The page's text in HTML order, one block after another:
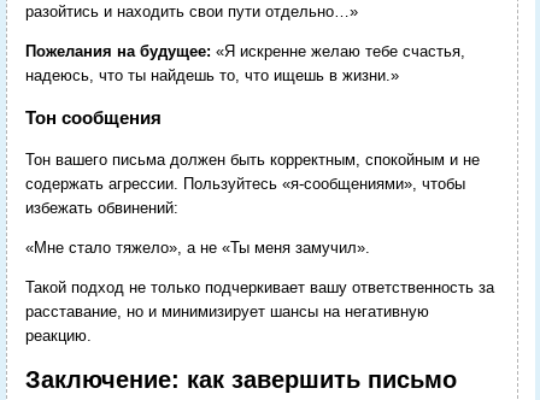
разойтись и находить свои пути отдельно…»
Пожелания на будущее: «Я искренне желаю тебе счастья,
надеюсь, что ты найдешь то, что ищешь в жизни.»
Тон сообщения
Тон вашего письма должен быть корректным, спокойным и не
содержать агрессии. Пользуйтесь «я-сообщениями», чтобы
избежать обвинений:
«Мне стало тяжело», а не «Ты меня замучил».
Такой подход не только подчеркивает вашу ответственность за
расставание, но и минимизирует шансы на негативную
реакцию.
Заключение: как завершить письмо